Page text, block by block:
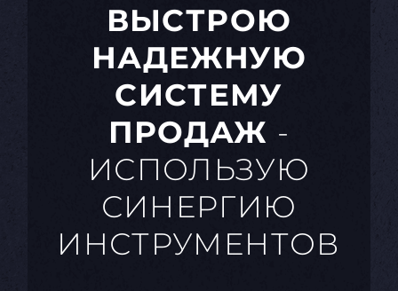
ВЫСТРОЮ
НАДЕЖНУЮ
СИСТЕМУ
ПРОДАЖ -
ИСПОЛЬЗУЮ
СИНЕРГИЮ
ИНСТРУМЕНТОВ